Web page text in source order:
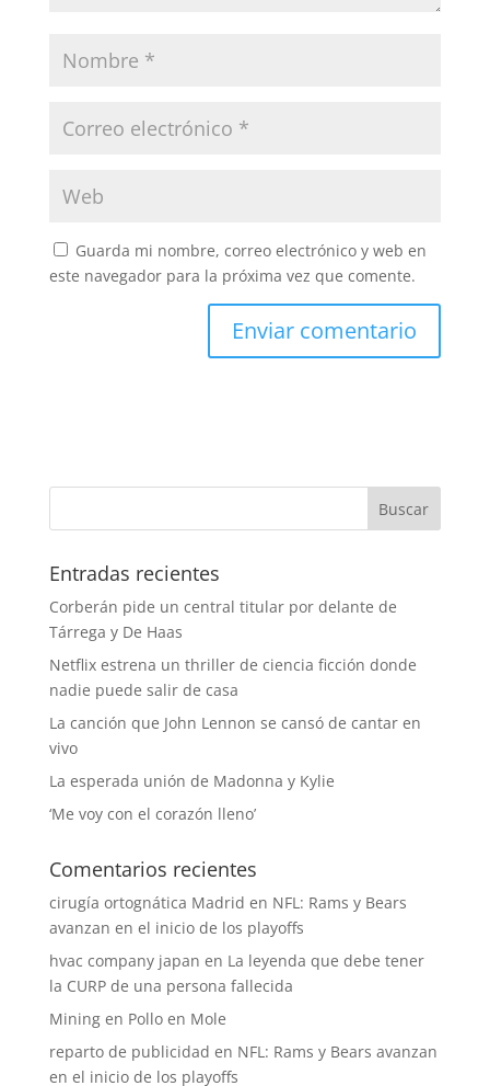
Guarda mi nombre, correo electrónico y web en
este navegador para la próxima vez que comente.
Entradas recientes
Corberán pide un central titular por delante de
Tárrega y De Haas
Netflix estrena un thriller de ciencia ficción donde
nadie puede salir de casa
La canción que John Lennon se cansó de cantar en
vivo
La esperada unión de Madonna y Kylie
‘Me voy con el corazón lleno’
Comentarios recientes
cirugía ortognática Madrid en NFL: Rams y Bears
avanzan en el inicio de los playoffs
hvac company japan en La leyenda que debe tener
la CURP de una persona fallecida
Miningen Pollo en Mole
reparto de publicidad en NFL: Rams y Bears avanzan
en el inicio de los playoffs